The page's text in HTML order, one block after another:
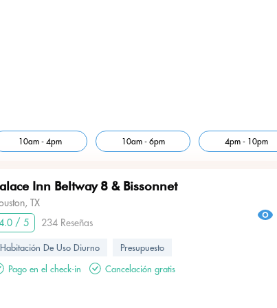
10am - 4pm 10am - 6pm 4pm - 10pm
Inn Beltway 8 & Bissonnet
TX
/ 5
234 Reseñas
Habitación De Uso Diurno
Presupuesto
Pago en el check-in
Cancelación gratis